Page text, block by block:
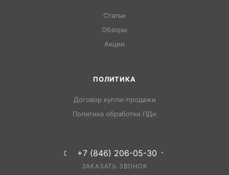
Статьи
Обзоры
Акции
ПОЛИТИКА
Договор купли-продажи
Политика обработки ПДн
+7 (846) 206-05-30
ЗАКАЗАТЬ ЗВОНОК